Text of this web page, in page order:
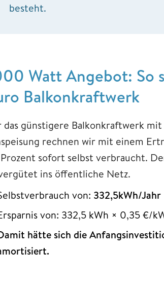
besteht.
Watt Angebot: So
Balkonkraftwerk
das günstigere Balkonkraftwerk
rechnen wir mit einem
sofort selbst verbraucht.
ins öffentliche Netz.
von: 332,5kWh/Jahr
von: 332,5 kWh × 0,35 €/
hätte sich die